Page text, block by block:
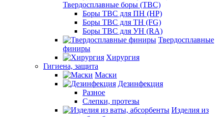
Твердосплавные боры (ТВС)
Боры ТВС для ПН (HP)
Боры ТВС для ТН (FG)
Боры ТВС для УН (RA)
Твердосплавные
финиры
Хирургия
Гигиена, защита
Маски
Дезинфекция
Разное
Слепки, протезы
Изделия из